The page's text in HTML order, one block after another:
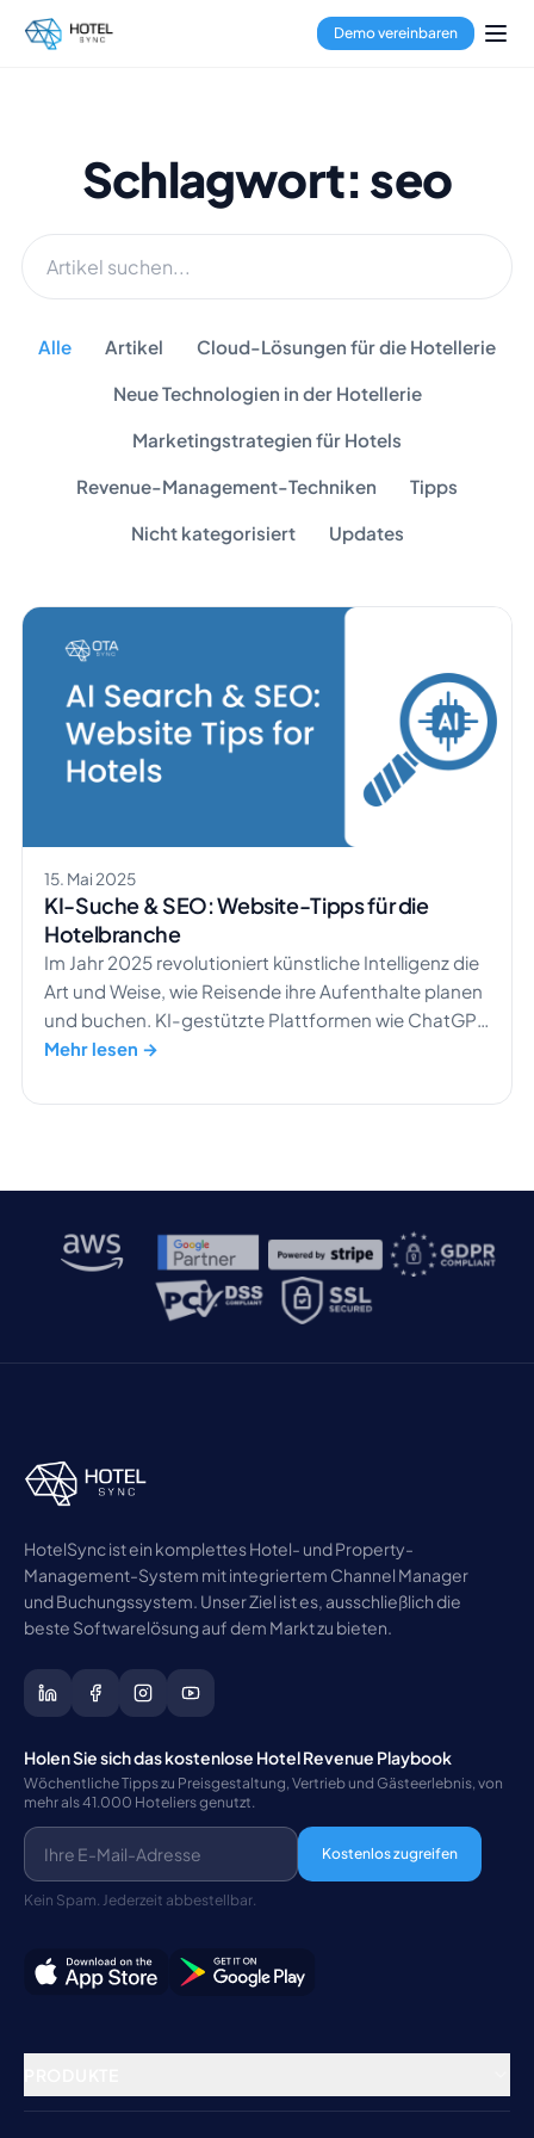
Demo vereinbaren
Schlagwort: seo
Alle Artikel Cloud-Lösungen für die Hotellerie
Neue Technologien in der Hotellerie
Marketingstrategien für Hotels
Revenue-Management-Techniken Tipps
Nicht kategorisiert Updates
15. Mai 2025
KI-Suche & SEO: Website-Tipps für die
Hotelbranche
​Im Jahr 2025 revolutioniert künstliche Intelligenz die
Art und Weise, wie Reisende ihre Aufenthalte planen
und buchen. KI-gestützte Plattformen wie ChatGPT
und Googles Search Generative Experience (SGE)
indem sie Nutzern sofortige, gesprächsähnliche
Bedeutung, da Online-Sichtbarkeit entscheidend
Mehr lesen →
HotelSync ist ein komplettes Hotel- und Property-
Management-System mit integriertem Channel Manager
und Buchungssystem. Unser Ziel ist es, ausschließlich die
beste Softwarelösung auf dem Markt zu bieten.
Holen Sie sich das kostenlose Hotel Revenue Playbook
Wöchentliche Tipps zu Preisgestaltung, Vertrieb und Gästeerlebnis, von
mehr als 41.000 Hoteliers genutzt.
Kostenlos zugreifen
Kein Spam. Jederzeit abbestellbar.
Property Management